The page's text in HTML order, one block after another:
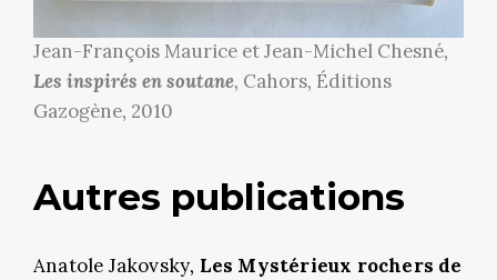
Jean-François Maurice et Jean-Michel Chesné,
Les inspirés en soutane, Cahors, Éditions
Gazogène, 2010
Autres publications
Anatole Jakovsky, Les Mystérieux rochers de